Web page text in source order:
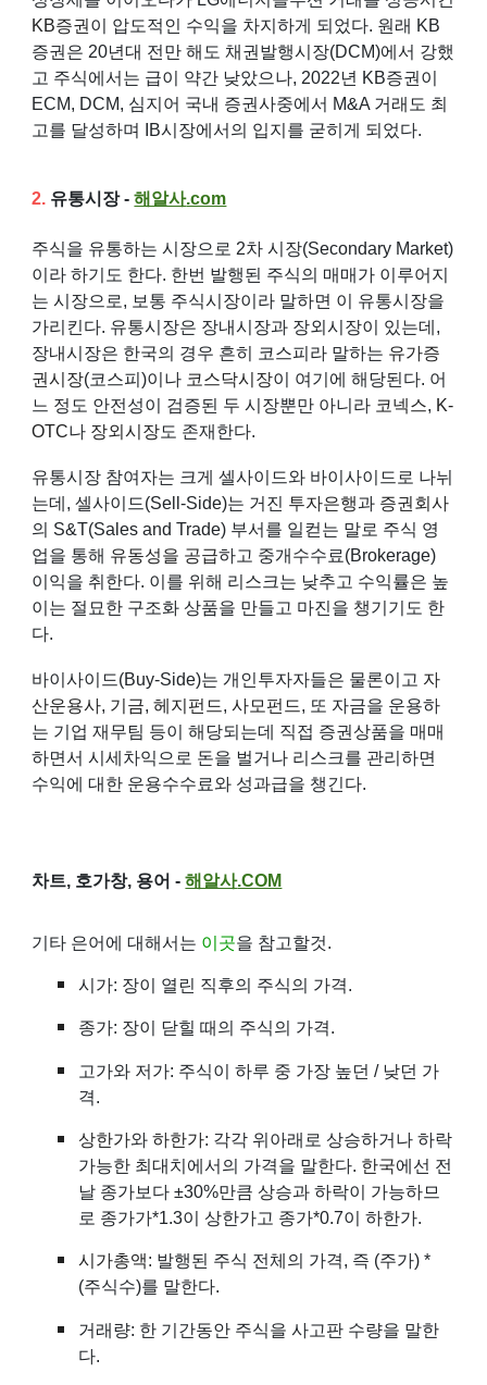
KB증권이 압도적인 수익을 차지하게 되었다. 원래 KB
증권은 20년대 전만 해도 채권발행시장(DCM)에서 강했
고 주식에서는 급이 약간 낮았으나, 2022년 KB증권이
ECM, DCM, 심지어 국내 증권사중에서 M&A 거래도 최
고를 달성하며 IB시장에서의 입지를 굳히게 되었다.
2. 유통시장 -해알사.com
주식을 유통하는 시장으로 2차 시장(Secondary Market)
이라 하기도 한다. 한번 발행된 주식의 매매가 이루어지
는 시장으로, 보통 주식시장이라 말하면 이 유통시장을
가리킨다. 유통시장은 장내시장과 장외시장이 있는데,
장내시장은 한국의 경우 흔히 코스피라 말하는 유가증
권시장(코스피)이나 코스닥시장이 여기에 해당된다. 어
느 정도 안전성이 검증된 두 시장뿐만 아니라 코넥스, K-
OTC나 장외시장도 존재한다.
유통시장 참여자는 크게 셀사이드와 바이사이드로 나뉘
는데, 셀사이드(Sell-Side)는 거진 투자은행과 증권회사
의 S&T(Sales and Trade) 부서를 일컫는 말로 주식 영
업을 통해 유동성을 공급하고 중개수수료(Brokerage)
이익을 취한다. 이를 위해 리스크는 낮추고 수익률은 높
이는 절묘한 구조화 상품을 만들고 마진을 챙기기도 한
다.
바이사이드(Buy-Side)는 개인투자자들은 물론이고 자
산운용사, 기금,헤지펀드,사모펀드, 또 자금을 운용하
는 기업 재무팀 등이 해당되는데 직접 증권상품을 매매
하면서 시세차익으로 돈을 벌거나 리스크를 관리하면
수익에 대한 운용수수료와 성과급을 챙긴다.
차트, 호가창, 용어 -해알사.COM
기타 은어에 대해서는 이곳을 참고할것.
시가: 장이 열린 직후의 주식의 가격.
종가: 장이 닫힐 때의 주식의 가격.
고가와 저가: 주식이 하루 중 가장 높던 / 낮던 가
격.
상한가와하한가: 각각 위아래로 상승하거나 하락
가능한 최대치에서의 가격을 말한다. 한국에선 전
날 종가보다 ±30%만큼 상승과 하락이 가능하므
로 종가가*1.3이 상한가고 종가*0.7이 하한가.
시가총액: 발행된 주식 전체의 가격, 즉 (주가) *
(주식수)를 말한다.
거래량: 한 기간동안 주식을 사고판 수량을 말한
다.